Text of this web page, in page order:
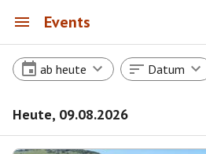
Events
ab heute Datum
Heute, 09.08.2026